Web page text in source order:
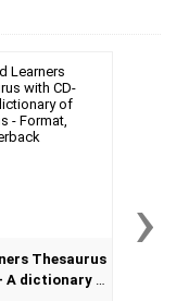
Thesaurus
A dictionary of
›